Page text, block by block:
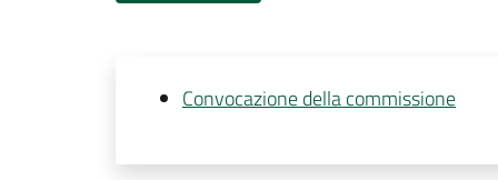
Convocazione della commissione